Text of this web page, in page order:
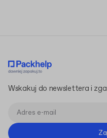
Wskakuj do newslettera i